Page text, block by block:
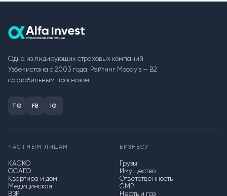
Одна из лидирующих страховых компаний
Узбекистана с 2003 года. Рейтинг Moody's — B2
со стабильным прогнозом.
TG FB IG
ЧАСТНЫМ ЛИЦАМ
КАСКО
ОСАГО
Квартира и дом
Медицинская
ВЗР
БИЗНЕСУ
Грузы
Имущество
Ответственность
СМР
Нефть и газ